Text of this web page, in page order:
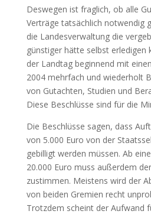
Deswegen ist fraglich, ob alle
Verträge tatsächlich notwendig
die Landesverwaltung die
günstiger hätte selbst erledigen
der Landtag beginnend mit
2004 mehrfach und wiederholt
von Gutachten, Studien und
Diese Beschlüsse sind für die
Die Beschlüsse sagen, dass
von 5.000 Euro von der
gebilligt werden müssen. Ab
20.000 Euro muss außerdem
zustimmen. Meistens wird der
von beiden Gremien recht
Trotzdem scheint der Aufwand